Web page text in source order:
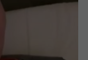
Am cinci